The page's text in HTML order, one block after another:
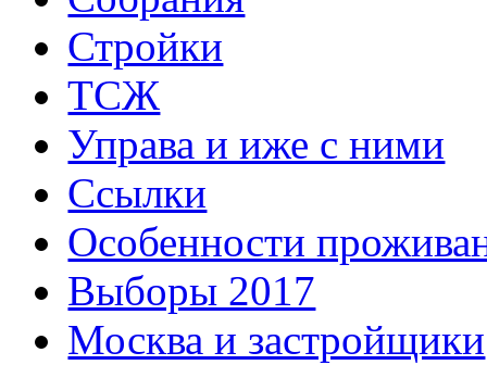
Стройки
ТСЖ
Управа и иже с ними
Ссылки
Особенности
Выборы 2017
Москва и застройщики